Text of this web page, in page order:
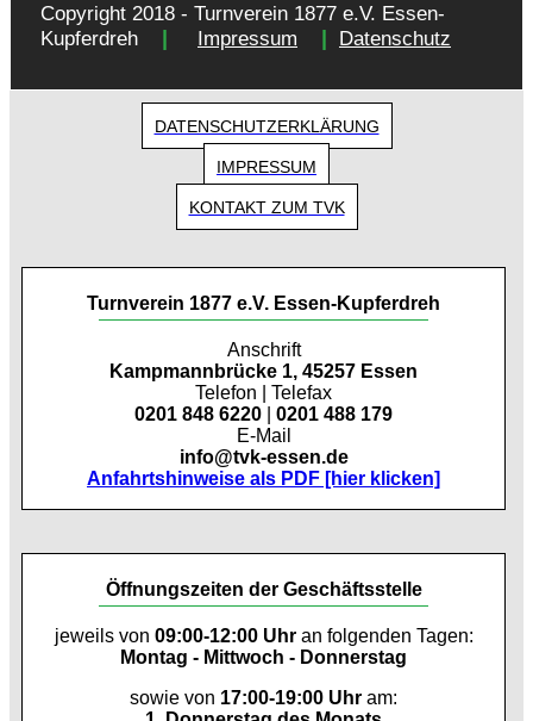
Copyright 2018 - Turnverein 1877 e.V. Essen-
Kupferdreh
| Impressum | Datenschutz
DATENSCHUTZERKLÄRUNG
IMPRESSUM
KONTAKT ZUM TVK
Turnverein 1877 e.V. Essen-Kupferdreh
Anschrift
Kampmannbrücke 1, 45257 Essen
Telefon | Telefax
0201 848 6220
0201 488 179
E-Mail
info@tvk-essen.de
Anfahrtshinweise als PDF [hier klicken]
Öffnungszeiten der Geschäftsstelle
jeweils von 09:00-12:00 Uhran folgenden Tagen:
Montag - Mittwoch - Donnerstag
sowie von 17:00-19:00 Uhr am: